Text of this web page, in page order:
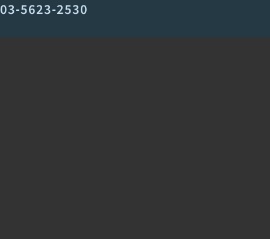
03-5623-2530